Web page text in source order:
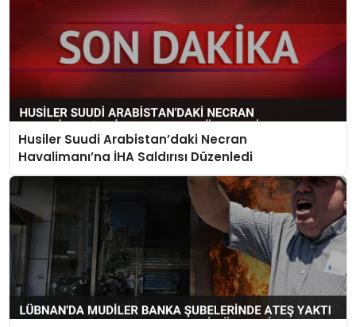
Husiler Suudi Arabistan’daki Necran
Havalimanı’na İHA Saldırısı Düzenledi